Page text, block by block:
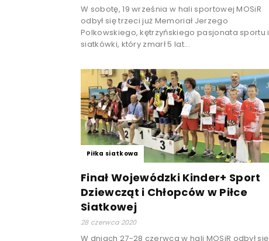
W sobotę, 19 września w hali sportowej MOSiR
odbył się trzeci już Memoriał Jerzego
Polkowskiego, kętrzyńskiego pasjonata sportu i
siatkówki, który zmarł 5 lat...
Piłka siatkowa
Finał Wojewódzki Kinder+ Sport
Dziewcząt i Chłopców w Piłce
Siatkowej
28 czerwca 2020
W dniach 27-28 czerwca w hali MOSiR odbył się